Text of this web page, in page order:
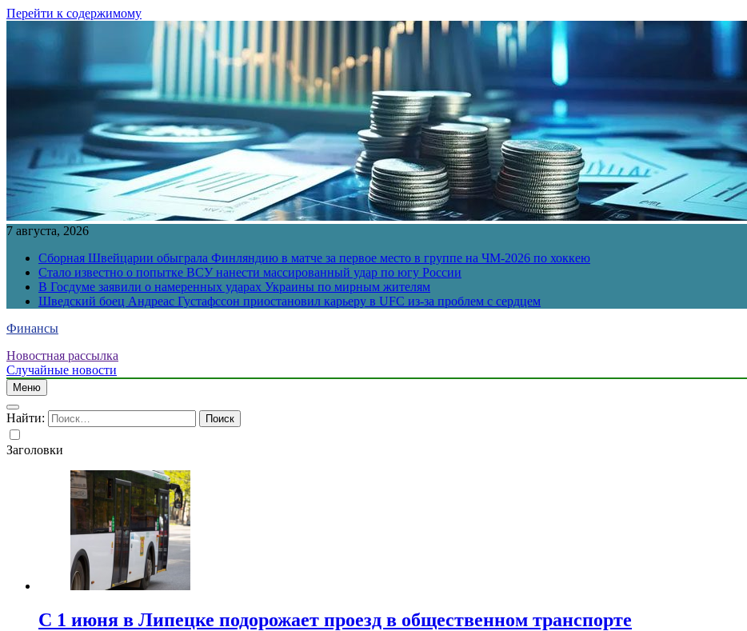
Перейти к содержимому
7 августа, 2026
Сборная Швейцарии обыграла Финляндию в матче за первое место в группе на ЧМ-2026 по хоккею
Стало известно о попытке ВСУ нанести массированный удар по югу России
В Госдуме заявили о намеренных ударах Украины по мирным жителям
Шведский боец Андреас Густафссон приостановил карьеру в UFC из-за проблем с сердцем
Финансы
Новостная рассылка
Случайные новости
Меню
Найти:
Заголовки
С 1 июня в Липецке подорожает проезд в общественном транспорте